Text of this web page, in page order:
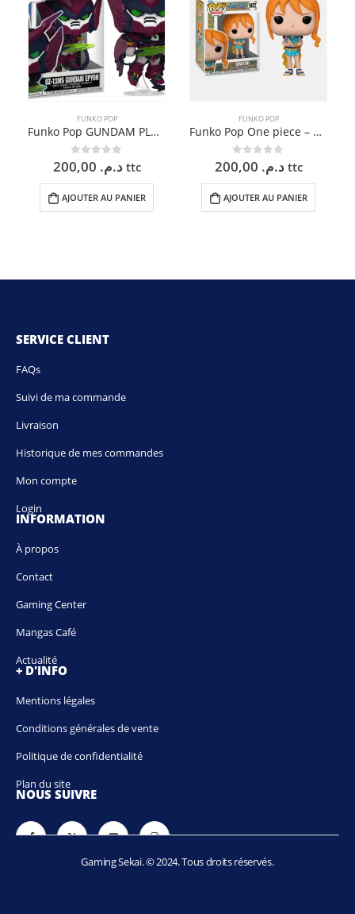
FUNKO POP
Funko Pop GUNDAM PLUS – EPYON – 9 cm
0 sur 5د.م. ttc
AJOUTER AU PANIER
FUNKO POP
Funko Pop One piece – ONAMI WANOKUNI – 9 cm
0 sur 5د.م. ttc
AJOUTER AU PANIER
SERVICE CLIENT
FAQs
Suivi de ma commande
Livraison
Historique de mes commandes
Mon compte
Login
INFORMATION
À propos
Contact
Gaming Center
Mangas Café
Actualité
+ D'INFO
Mentions légales
Conditions générales de vente
Politique de confidentialité
Plan du site
NOUS SUIVRE
Gaming Sekai. © 2024. Tous droits réservés.